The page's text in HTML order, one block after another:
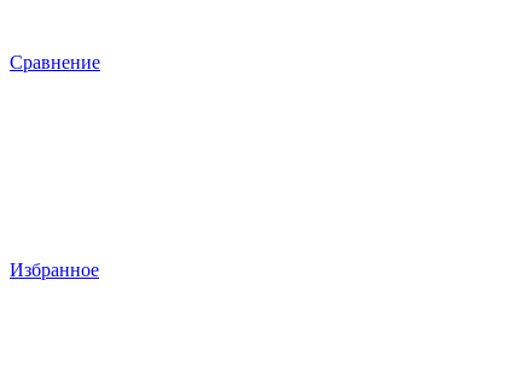
Сравнение
Избранное